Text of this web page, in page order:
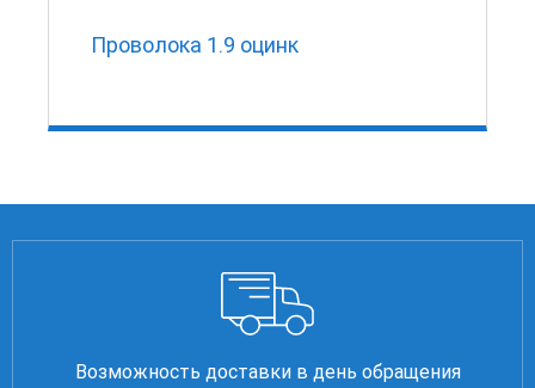
Проволока 1.9 оцинк
Возможность доставки в день обращения